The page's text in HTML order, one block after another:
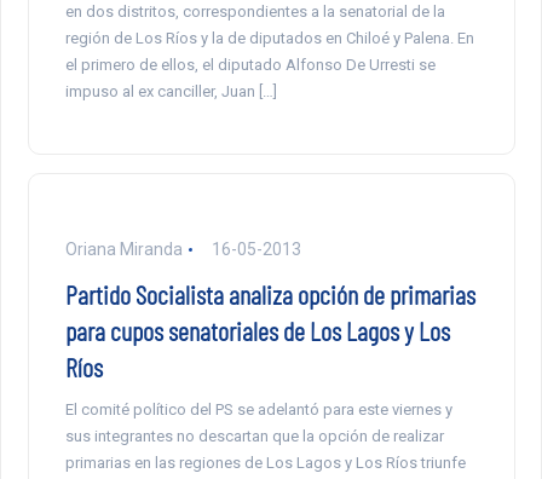
en dos distritos, correspondientes a la senatorial de la
región de Los Ríos y la de diputados en Chiloé y Palena. En
el primero de ellos, el diputado Alfonso De Urresti se
impuso al ex canciller, Juan […]
Oriana Miranda 16-05-2013
Partido Socialista analiza opción de primarias
para cupos senatoriales de Los Lagos y Los
Ríos
El comité político del PS se adelantó para este viernes y
sus integrantes no descartan que la opción de realizar
primarias en las regiones de Los Lagos y Los Ríos triunfe